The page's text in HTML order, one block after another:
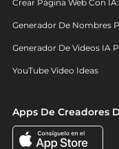
Crear Página Web Con
Generador De Nombres
Generador De Videos IA
YouTube Video Ideas
Apps De Creadores